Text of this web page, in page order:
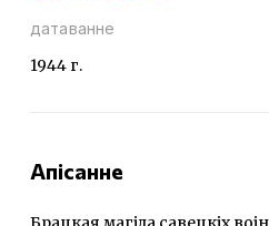
датаванне
1944 г.
Апісанне